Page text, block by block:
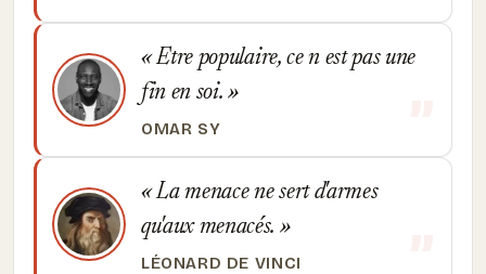
Etre populaire, ce n est pas une
fin en soi.
OMAR SY
La menace ne sert d'armes
qu'aux menacés.
LÉONARD DE VINCI